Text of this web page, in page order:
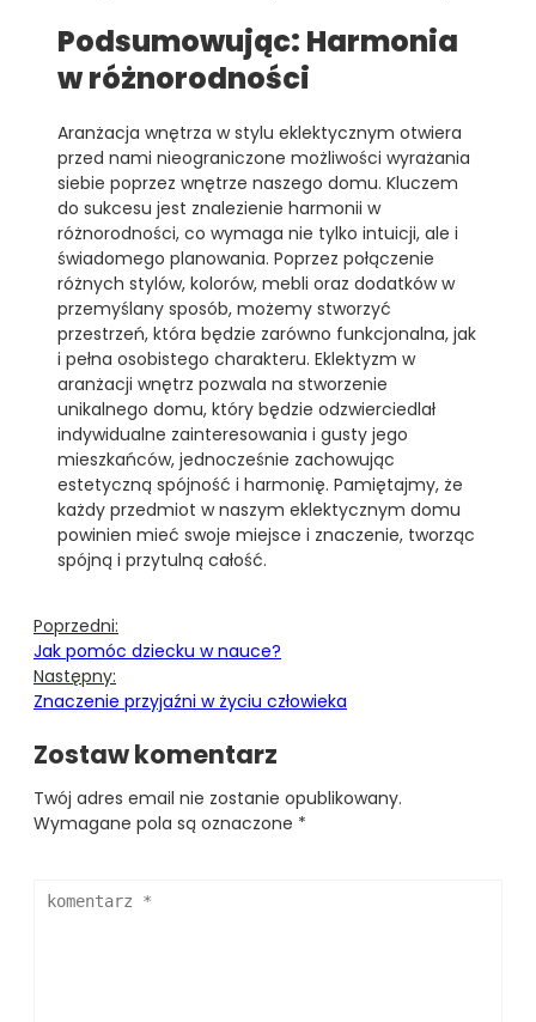
Podsumowując: Harmonia
w różnorodności
Aranżacja wnętrza w stylu eklektycznym otwiera
przed nami nieograniczone możliwości wyrażania
siebie poprzez wnętrze naszego domu. Kluczem
do sukcesu jest znalezienie harmonii w
różnorodności, co wymaga nie tylko intuicji, ale i
świadomego planowania. Poprzez połączenie
różnych stylów, kolorów, mebli oraz dodatków w
przemyślany sposób, możemy stworzyć
przestrzeń, która będzie zarówno funkcjonalna, jak
i pełna osobistego charakteru. Eklektyzm w
aranżacji wnętrz pozwala na stworzenie
unikalnego domu, który będzie odzwierciedlał
indywidualne zainteresowania i gusty jego
mieszkańców, jednocześnie zachowując
estetyczną spójność i harmonię. Pamiętajmy, że
każdy przedmiot w naszym eklektycznym domu
powinien mieć swoje miejsce i znaczenie, tworząc
spójną i przytulną całość.
Poprzedni:
Jak pomóc dziecku w nauce?
Następny:
Znaczenie przyjaźni w życiu człowieka
Zostaw komentarz
Twój adres email nie zostanie opublikowany.
Wymagane pola są oznaczone *